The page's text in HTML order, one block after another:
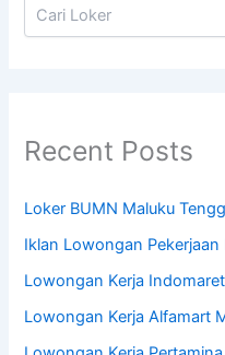
Recent Posts
Loker BUMN Maluku
Iklan Lowongan Pekerjaan
Lowongan Kerja
Lowongan Kerja Alfamart